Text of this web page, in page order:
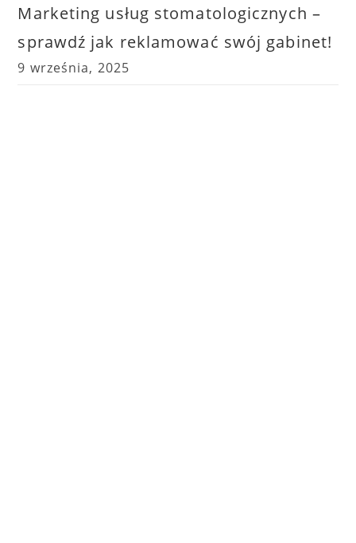
Marketing usług stomatologicznych –
sprawdź jak reklamować swój gabinet!
9 września, 2025